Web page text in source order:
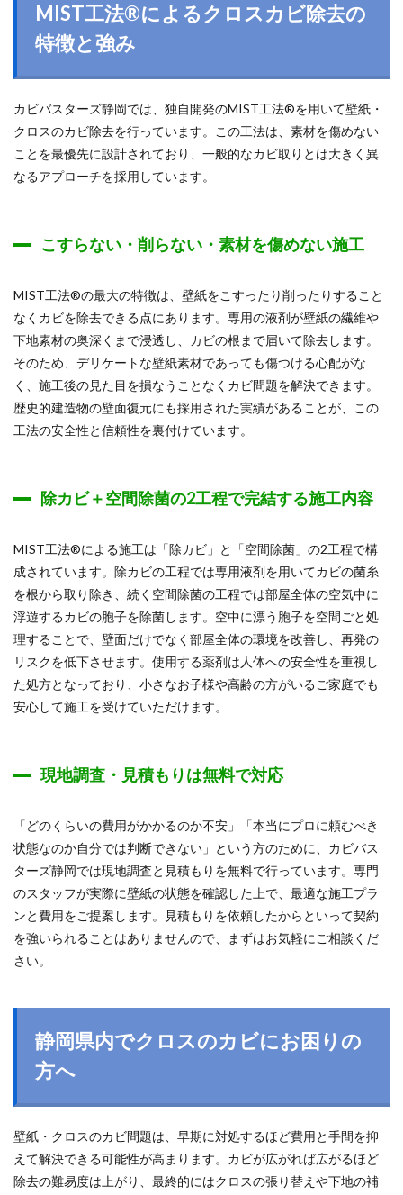
MIST工法®によるクロスカビ除去の
特徴と強み
カビバスターズ静岡では、独自開発のMIST工法®を用いて壁紙・
クロスのカビ除去を行っています。この工法は、素材を傷めない
ことを最優先に設計されており、一般的なカビ取りとは大きく異
なるアプローチを採用しています。
こすらない・削らない・素材を傷めない施工
MIST工法®の最大の特徴は、壁紙をこすったり削ったりすること
なくカビを除去できる点にあります。専用の液剤が壁紙の繊維や
下地素材の奥深くまで浸透し、カビの根まで届いて除去します。
そのため、デリケートな壁紙素材であっても傷つける心配がな
く、施工後の見た目を損なうことなくカビ問題を解決できます。
歴史的建造物の壁面復元にも採用された実績があることが、この
工法の安全性と信頼性を裏付けています。
除カビ＋空間除菌の2工程で完結する施工内容
MIST工法®による施工は「除カビ」と「空間除菌」の2工程で構
成されています。除カビの工程では専用液剤を用いてカビの菌糸
を根から取り除き、続く空間除菌の工程では部屋全体の空気中に
浮遊するカビの胞子を除菌します。空中に漂う胞子を空間ごと処
理することで、壁面だけでなく部屋全体の環境を改善し、再発の
リスクを低下させます。使用する薬剤は人体への安全性を重視し
た処方となっており、小さなお子様や高齢の方がいるご家庭でも
安心して施工を受けていただけます。
現地調査・見積もりは無料で対応
「どのくらいの費用がかかるのか不安」「本当にプロに頼むべき
状態なのか自分では判断できない」という方のために、カビバス
ターズ静岡では現地調査と見積もりを無料で行っています。専門
のスタッフが実際に壁紙の状態を確認した上で、最適な施工プラ
ンと費用をご提案します。見積もりを依頼したからといって契約
を強いられることはありませんので、まずはお気軽にご相談くだ
さい。
静岡県内でクロスのカビにお困りの
方へ
壁紙・クロスのカビ問題は、早期に対処するほど費用と手間を抑
えて解決できる可能性が高まります。カビが広がれば広がるほど
除去の難易度は上がり、最終的にはクロスの張り替えや下地の補